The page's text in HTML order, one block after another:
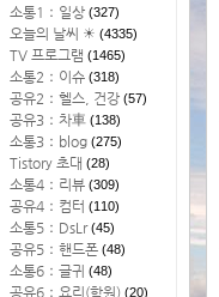
소통1：일상(327)
오늘의 날씨 ☀ (4335)
TV 프로그램 (1465)
소통2：이슈(318)
공유2：헬스, 건강(57)
공유3：차車(138)
소통3：blog(275)
Tistory 초대 (28)
소통4：리뷰(309)
공유4：컴터 (110)
소통5：DsLr(45)
공유5：핸드폰(48)
소통6：글귀 (48)
공유6：요리(학원)(20)